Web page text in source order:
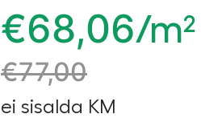
€68,06/m²
€77,00
ei sisalda KM